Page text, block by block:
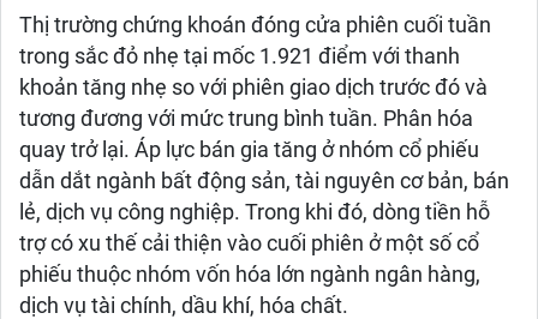
Thị trường chứng khoán đóng cửa phiên cuối tuần
trong sắc đỏ nhẹ tại mốc 1.921 điểm với thanh
khoản tăng nhẹ so với phiên giao dịch trước đó và
tương đương với mức trung bình tuần. Phân hóa
quay trở lại. Áp lực bán gia tăng ở nhóm cổ phiếu
dẫn dắt ngành bất động sản, tài nguyên cơ bản, bán
lẻ, dịch vụ công nghiệp. Trong khi đó, dòng tiền hỗ
trợ có xu thế cải thiện vào cuối phiên ở một số cổ
phiếu thuộc nhóm vốn hóa lớn ngành ngân hàng,
dịch vụ tài chính, dầu khí, hóa chất.